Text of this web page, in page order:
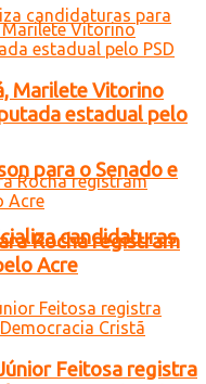
para o Senado e
candidaturas
Marilete Vitorino
estadual pelo
Rocha registram
Acre
Feitosa registra